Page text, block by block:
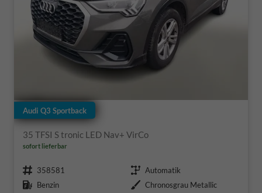
Audi Q3 Sportback
35 TFSI S tronic LED Nav+ VirCo
sofort lieferbar
Fahrzeugnr. 358581 Getriebe Automatik
Kraftstoff Benzin Außenfarbe Chronosgrau Metallic